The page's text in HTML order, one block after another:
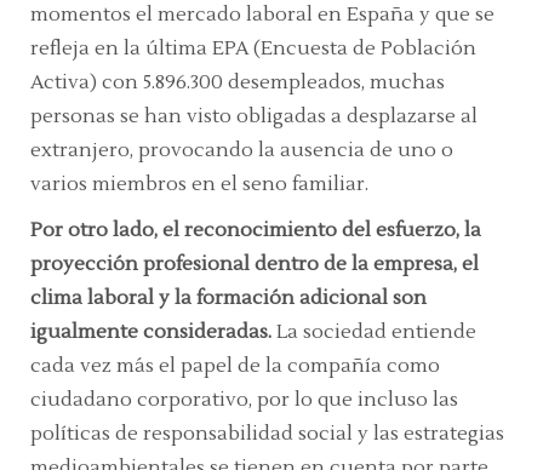
momentos el mercado laboral en España y que se
refleja en la última EPA (Encuesta de Población
Activa) con 5.896.300 desempleados, muchas
personas se han visto obligadas a desplazarse al
extranjero, provocando la ausencia de uno o
varios miembros en el seno familiar.
Por otro lado, el reconocimiento del esfuerzo, la
proyección profesional dentro de la empresa, el
clima laboral y la formación adicional son
igualmente consideradas. La sociedad entiende
cada vez más el papel de la compañía como
ciudadano corporativo, por lo que incluso las
políticas de responsabilidad social y las estrategias